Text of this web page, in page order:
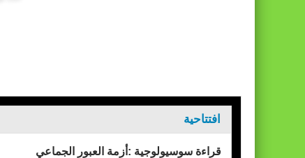
افتتاحية
قراءة سوسيولوجية :أزمة العبور الجماعي